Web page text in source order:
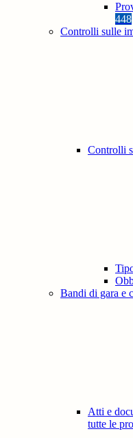
448
Controlli sulle
Controlli
Bandi di gara e
Atti e
tutte le